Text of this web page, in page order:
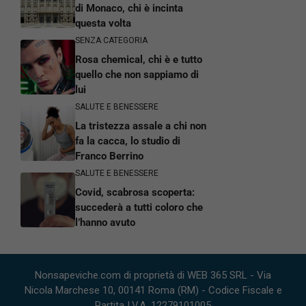
di Monaco, chi è incinta
questa volta
SENZA CATEGORIA
Rosa chemical, chi è e tutto
quello che non sappiamo di
lui
SALUTE E BENESSERE
La tristezza assale a chi non
fa la cacca, lo studio di
Franco Berrino
SALUTE E BENESSERE
Covid, scabrosa scoperta:
succederà a tutti coloro che
l’hanno avuto
Nonsapeviche.com di proprietà di WEB 365 SRL - Via
Nicola Marchese 10, 00141 Roma (RM) - Codice Fiscale e